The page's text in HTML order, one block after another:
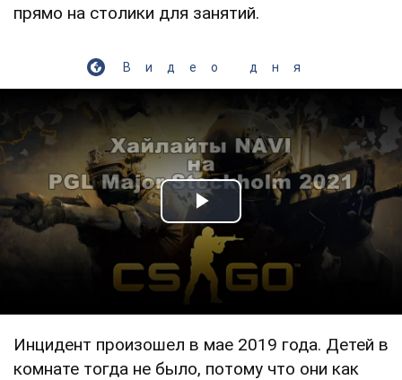
прямо на столики для занятий.
Видео дня
Play Video
Инцидент произошел в мае 2019 года. Детей в
комнате тогда не было, потому что они как